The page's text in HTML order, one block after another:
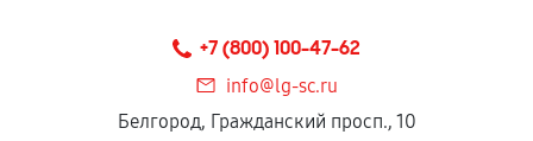
Установка была выполнена нашим сервисным
центром.
+7 (800) 100-47-62
info@lg-sc.ru
Белгород, Гражданский просп., 10